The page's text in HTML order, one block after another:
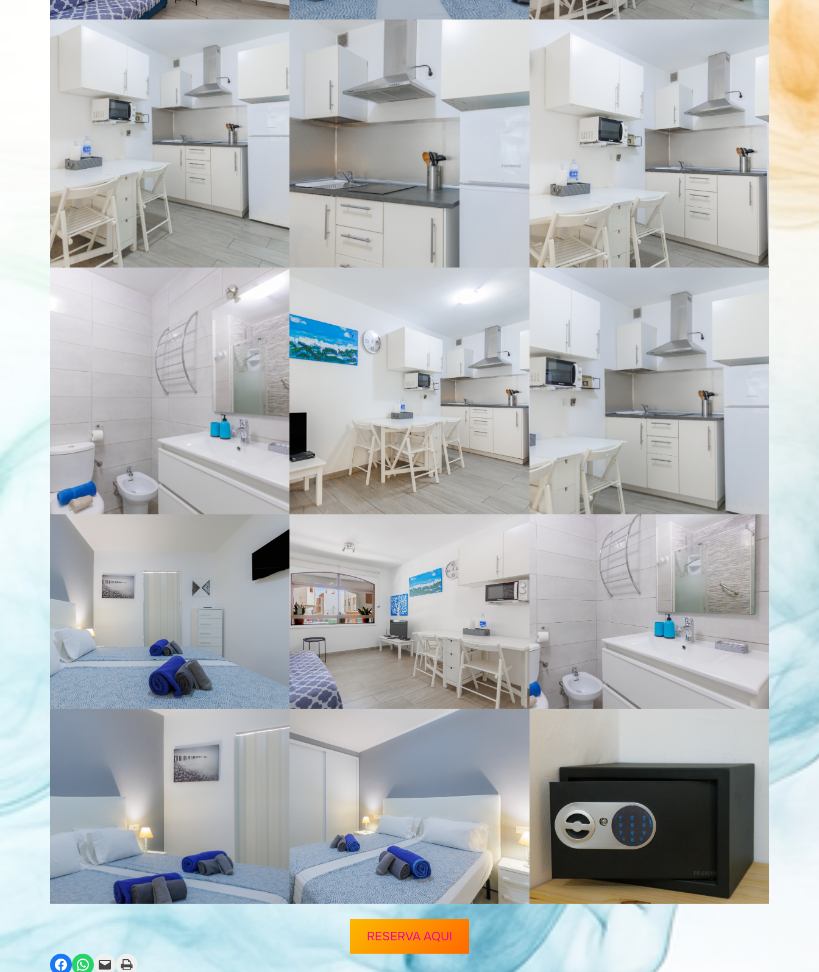
RESERVA AQUI
Compartir en Facebook
Compartir en WhatsApp
Envía esta página por correo electrónico
Imprime esta página